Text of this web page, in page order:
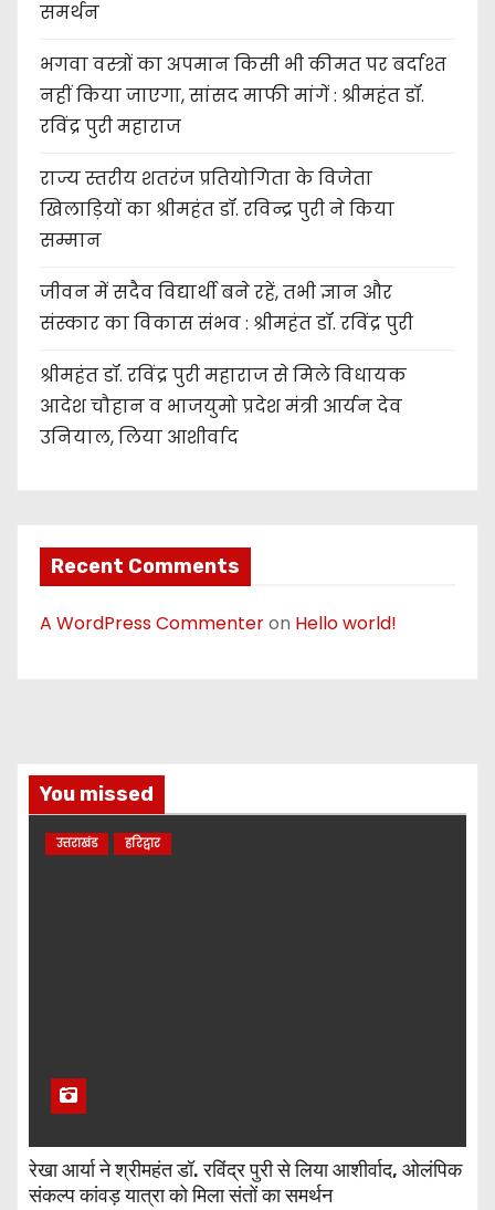
समर्थन
भगवा वस्त्रों का अपमान किसी भी कीमत पर बर्दाश्त
नहीं किया जाएगा, सांसद माफी मांगें : श्रीमहंत डॉ.
रविंद्र पुरी महाराज
राज्य स्तरीय शतरंज प्रतियोगिता के विजेता
खिलाड़ियों का श्रीमहंत डॉ. रविन्द्र पुरी ने किया
सम्मान
जीवन में सदैव विद्यार्थी बने रहें, तभी ज्ञान और
संस्कार का विकास संभव : श्रीमहंत डॉ. रविंद्र पुरी
श्रीमहंत डॉ. रविंद्र पुरी महाराज से मिले विधायक
आदेश चौहान व भाजयुमो प्रदेश मंत्री आर्यन देव
उनियाल, लिया आशीर्वाद
Recent Comments
A WordPress Commenteron Hello world!
You missed
उत्तराखंड हरिद्वार
रेखा आर्या ने श्रीमहंत डॉ. रविंद्र पुरी से लिया आशीर्वाद, ओलंपिक
संकल्प कांवड़ यात्रा को मिला संतों का समर्थन